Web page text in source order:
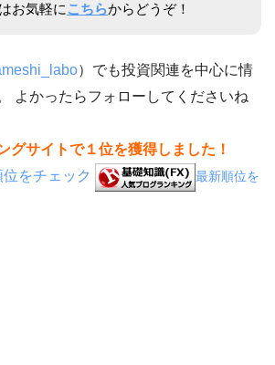
お気軽にこちらからどうぞ！
）でも投資関連を中心に情
よかったらフォローしてくださいね
グサイトで１位を獲得しました！
をチェック
最新順位を